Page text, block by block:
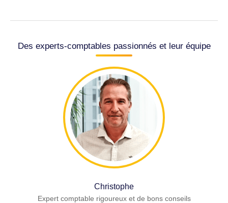
Des experts-comptables passionnés et leur équipe
Christophe
Expert comptable rigoureux et de bons conseils